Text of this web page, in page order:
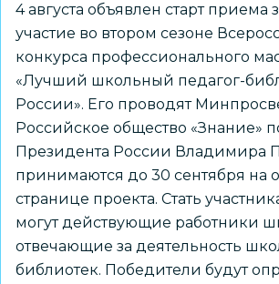
4 августа объявлен старт приема
участие во втором сезоне
конкурса профессионального
«Лучший школьный педагог-
России». Его проводят
Российское общество «Знание»
Президента России Владимира
принимаются до 30 сентября на
странице проекта. Стать
могут действующие работники
отвечающие за деятельность
библиотек. Победители будут